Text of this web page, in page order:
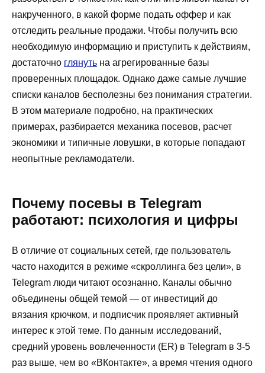
накрученного, в какой форме подать оффер и как
отследить реальные продажи. Чтобы получить всю
необходимую информацию и приступить к действиям,
достаточно глянуть на агрегированные базы
проверенных площадок. Однако даже самые лучшие
списки каналов бесполезны без понимания стратегии.
В этом материале подробно, на практических
примерах, разбирается механика посевов, расчет
экономики и типичные ловушки, в которые попадают
неопытные рекламодатели.
Почему посевы в Telegram
работают: психология и цифры
В отличие от социальных сетей, где пользователь
часто находится в режиме «скроллинга без цели», в
Telegram люди читают осознанно. Каналы обычно
объединены общей темой — от инвестиций до
вязания крючком, и подписчик проявляет активный
интерес к этой теме. По данным исследований,
средний уровень вовлеченности (ER) в Telegram в 3-5
раз выше, чем во «ВКонтакте», а время чтения одного